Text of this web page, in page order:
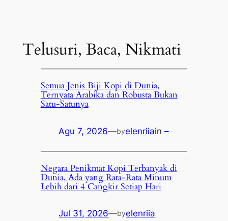
Telusuri, Baca, Nikmati
Semua Jenis Biji Kopi di Dunia,
Ternyata Arabika dan Robusta Bukan
Satu-Satunya
Agu 7, 2026—byelenriiain–
Negara Penikmat Kopi Terbanyak di
Dunia, Ada yang Rata-Rata Minum
Lebih dari 4 Cangkir Setiap Hari
Jul 31, 2026—byelenriia